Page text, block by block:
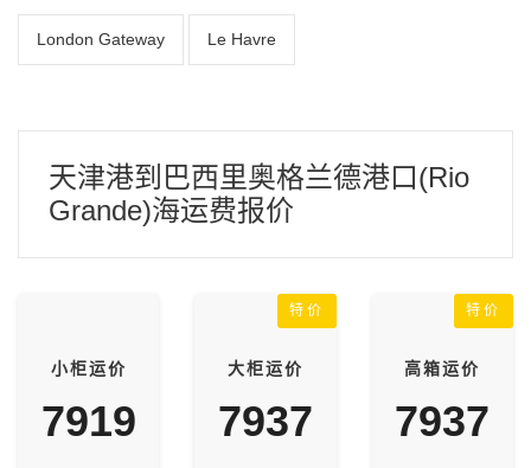
London Gateway Le Havre
天津港到巴西里奥格兰德港口(Rio
Grande)海运费报价
小柜运价
7919
特价
大柜运价
7937
特价
高箱运价
7937